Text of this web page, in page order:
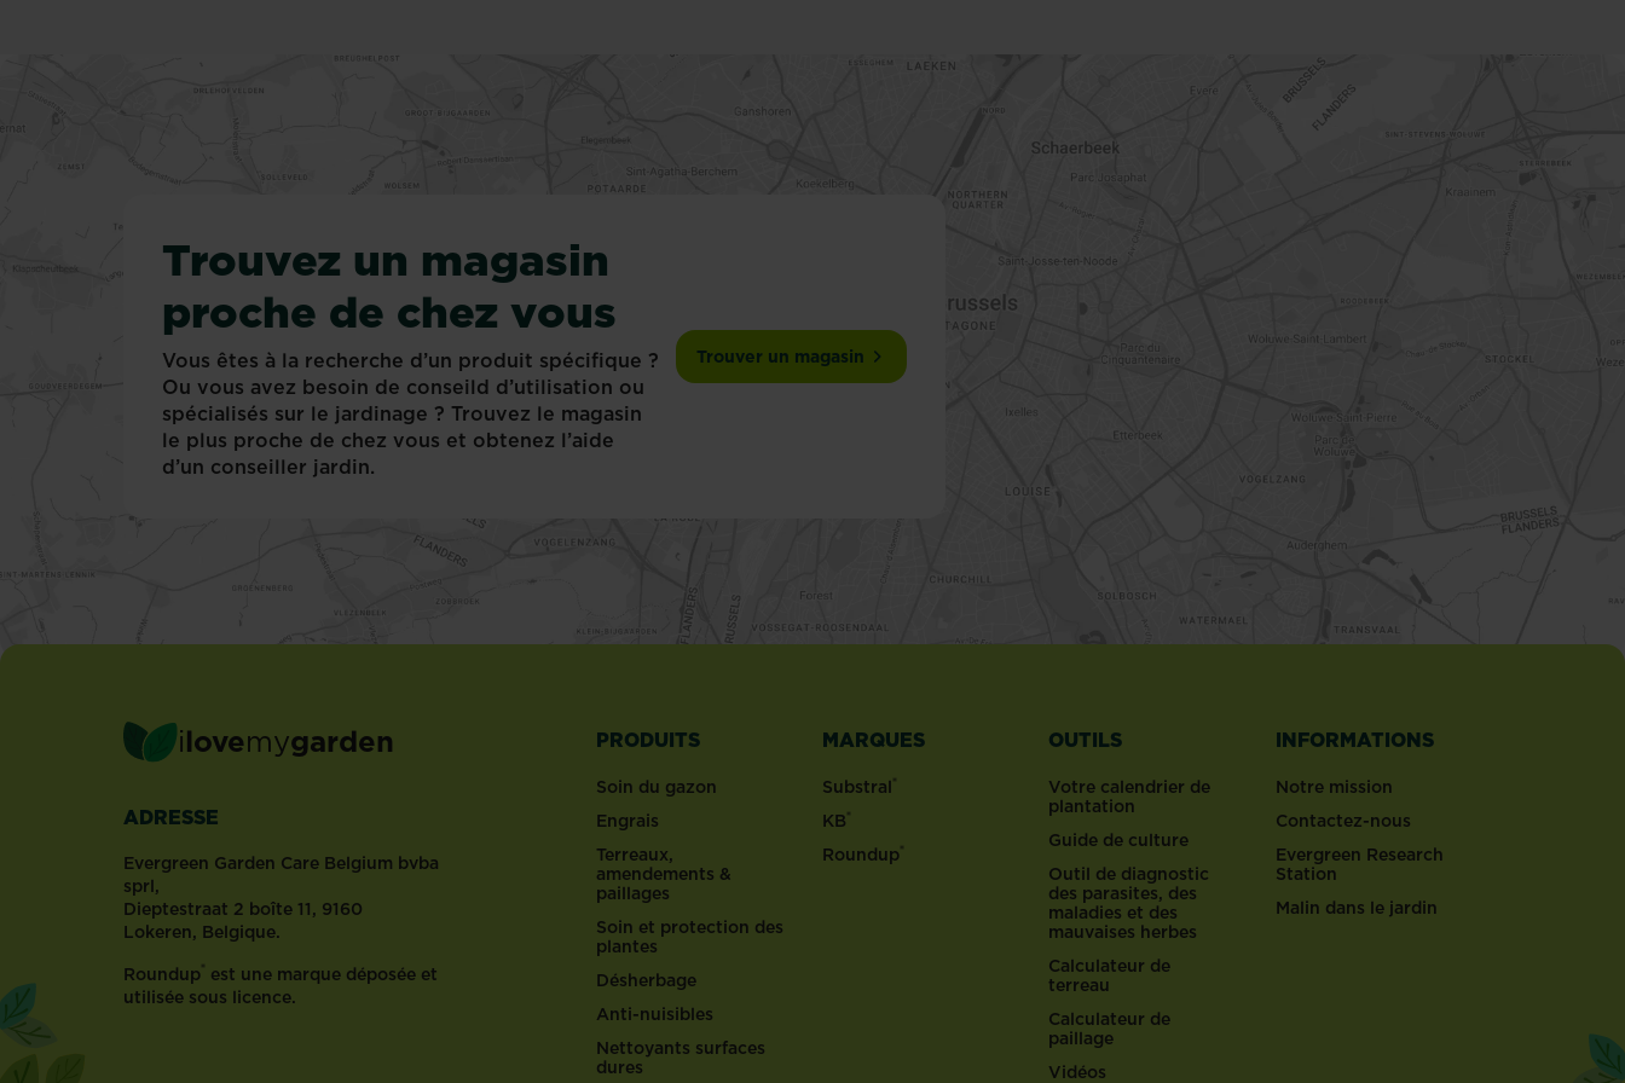
verte.
approfondi
ou
arsenal
d'outils
pour
prendre
soin
de
vos
négligées
peut-
être...
Trouvez un magasin
proche de chez vous
Vous êtes à la recherche d’un produit spécifique ?
Ou vous avez besoin de conseild d’utilisation ou
spécialisés sur le jardinage ? Trouvez le magasin
le plus proche de chez vous et obtenez l’aide
d’un conseiller jardin.
Trouver un magasin
ilovemygarden
ADRESSE
Evergreen Garden Care Belgium bvba
sprl,
Dieptestraat 2 boîte 11, 9160
Lokeren, Belgique.
Roundup® est une marque déposée et
utilisée sous licence.
PRODUITS
Soin du gazon
Engrais
Terreaux,
amendements &
paillages
Soin et protection des
plantes
Désherbage
Anti-nuisibles
Nettoyants surfaces
dures
MARQUES
Substral®
KB®
Roundup®
OUTILS
Votre calendrier de
plantation
Guide de culture
Outil de diagnostic
des parasites, des
maladies et des
mauvaises herbes
Calculateur de
terreau
Calculateur de
paillage
Vidéos
INFORMATIONS
Notre mission
Contactez-nous
Evergreen Research
Station
Malin dans le jardin